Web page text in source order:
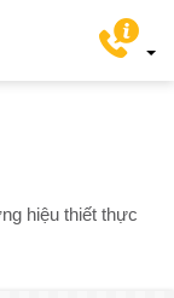
hiệu thiết thực